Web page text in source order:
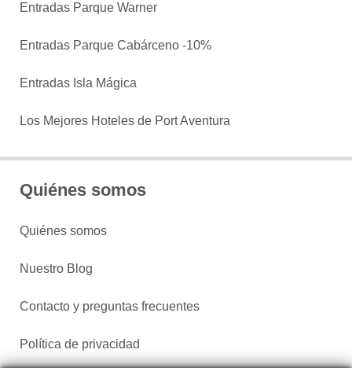
Entradas Parque Warner
Entradas Parque Cabárceno -10%
Entradas Isla Mágica
Los Mejores Hoteles de Port Aventura
Quiénes somos
Quiénes somos
Nuestro Blog
Contacto y preguntas frecuentes
Política de privacidad